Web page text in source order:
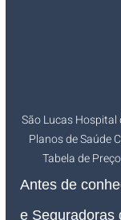
São Lucas Hospital
Planos de Saúde
Tabela de
Antes de
e Seguradoras